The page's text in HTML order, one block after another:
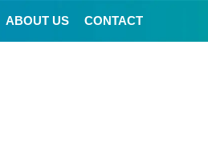
ABOUT US CONTACT